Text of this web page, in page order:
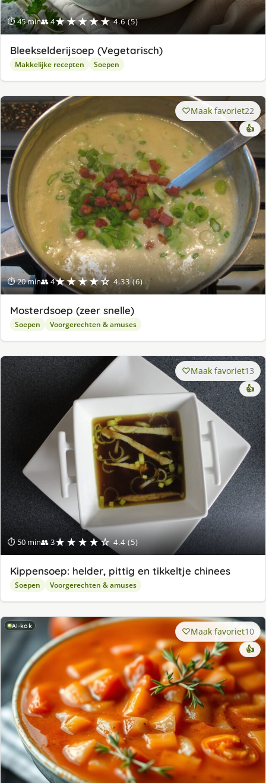
⏱ 45 min👥 4★★★★★ 4.6 (5)
Bleekselderijsoep (Vegetarisch)
Makkelijke recepten Soepen
⏱ 20 min👥 4★★★★☆ 4.33 (6)
Maak favoriet22
👍
Mosterdsoep (zeer snelle)
Soepen Voorgerechten & amuses
⏱ 50 min👥 3★★★★☆ 4.4 (5)
Maak favoriet13
👍
Kippensoep: helder, pittig en tikkeltje chinees
Soepen Voorgerechten & amuses
AI-kok Maak favoriet10
👍